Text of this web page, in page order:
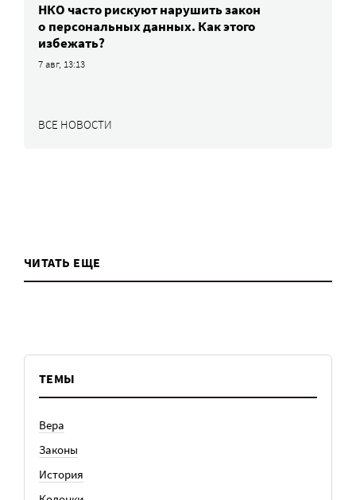
НКО часто рискуют нарушить закон
о персональных данных. Как этого
избежать?
7 авг, 13:13
ВСЕ НОВОСТИ
ЧИТАТЬ ЕЩЕ
ТЕМЫ
Вера
Законы
История